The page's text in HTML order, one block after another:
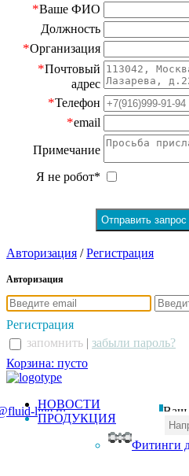
*Ваше ФИО
Должность
*Организация
*Почтовый
адрес
*Телефон
*email
Примечание
Я не робот*
Авторизация /Регистрация
Авторизация
Регистрация
запомнить | забыли пароль?
Корзина: пусто
line.ru Ваш
НОВОСТИ
ПРОДУКЦИЯ
Фитинги